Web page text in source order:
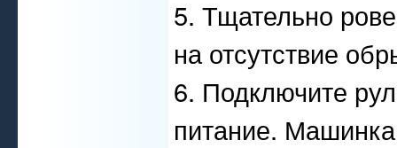
5. Тщательно
на отсутствие
6. Подключите
питание.